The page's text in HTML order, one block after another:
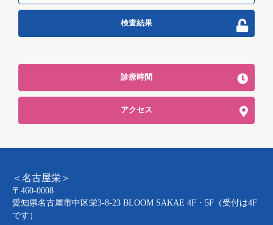
検査結果
診療時間
アクセス
＜名古屋栄＞
〒460-0008
愛知県名古屋市中区栄3-8-23 BLOOM SAKAE 4F・5F（受付は4F
です）